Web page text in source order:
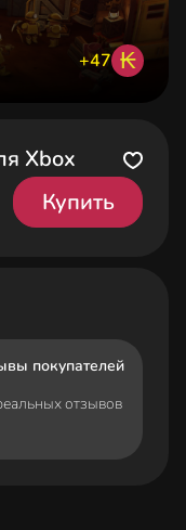
+47 ₭
Xbox
Купить
покупателей
отзывов